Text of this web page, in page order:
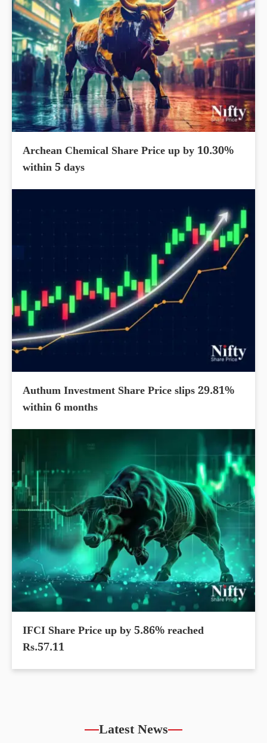
Archean Chemical Share Price up by 10.30%
within 5 days
Authum Investment Share Price slips 29.81%
within 6 months
IFCI Share Price up by 5.86% reached
Rs.57.11
Latest News